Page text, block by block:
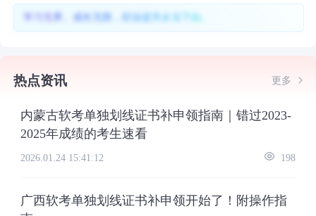
学习无界、成长无限，职业提升从当下始。
热点资讯 更多
内蒙古软考单独划线证书补申领指南｜错过2023-
2025年成绩的考生速看
2026.01.24 15:41:12 198
广西软考单独划线证书补申领开始了！附操作指